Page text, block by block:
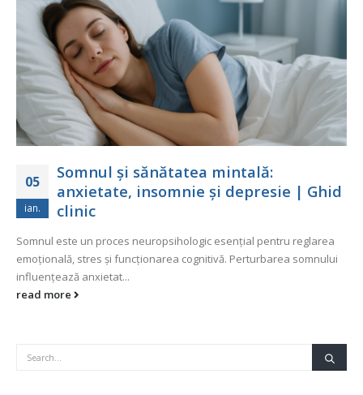
05
ian.
Somnul și sănătatea mintală:
anxietate, insomnie și depresie | Ghid
clinic
Somnul este un proces neuropsihologic esențial pentru reglarea
emoțională, stres și funcționarea cognitivă. Perturbarea somnului
influențează anxietat...
read more